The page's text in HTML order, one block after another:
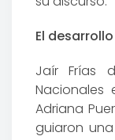
El
Jaír Frías
Nacionales
Adriana
guiaron